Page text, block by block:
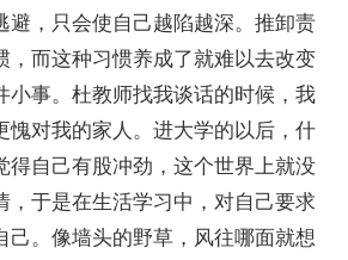
避，只会使自己越陷越深。推卸责
，而这种习惯养成了就难以去改变
小事。杜教师找我谈话的时候，我
愧对我的家人。进大学的以后，什
得自己有股冲劲，这个世界上就没
，于是在生活学习中，对自己要求
己。像墙头的野草，风往哪面就想